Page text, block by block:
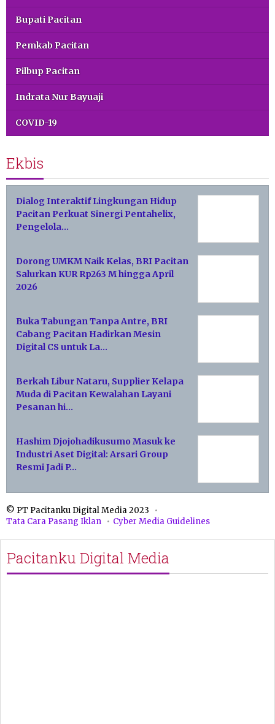
Bupati Pacitan
Pemkab Pacitan
Pilbup Pacitan
Indrata Nur Bayuaji
COVID-19
Ekbis
Dialog Interaktif Lingkungan Hidup
Pacitan Perkuat Sinergi Pentahelix,
Pengelola…
Dorong UMKM Naik Kelas, BRI Pacitan
Salurkan KUR Rp263 M hingga April
2026
Buka Tabungan Tanpa Antre, BRI
Cabang Pacitan Hadirkan Mesin
Digital CS untuk La…
Berkah Libur Nataru, Supplier Kelapa
Muda di Pacitan Kewalahan Layani
Pesanan hi…
Hashim Djojohadikusumo Masuk ke
Industri Aset Digital: Arsari Group
Resmi Jadi P…
© PT Pacitanku Digital Media 2023
Tata Cara Pasang Iklan
Cyber Media Guidelines
Pacitanku Digital Media